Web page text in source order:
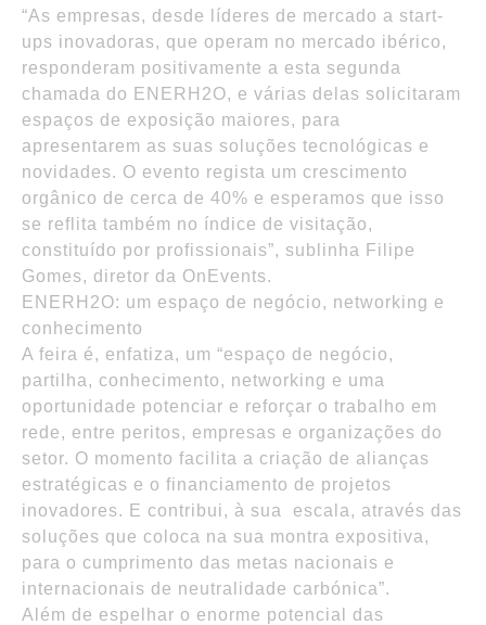
“As empresas, desde líderes de mercado a start-
ups inovadoras, que operam no mercado ibérico,
responderam positivamente a esta segunda
chamada do ENERH2O, e várias delas solicitaram
espaços de exposição maiores, para
apresentarem as suas soluções tecnológicas e
novidades. O evento regista um crescimento
orgânico de cerca de 40% e esperamos que isso
se reflita também no índice de visitação,
constituído por profissionais”, sublinha Filipe
Gomes, diretor da OnEvents.
ENERH2O: um espaço de negócio, networking e
conhecimento
A feira é, enfatiza, um “espaço de negócio,
partilha, conhecimento, networking e uma
oportunidade potenciar e reforçar o trabalho em
rede, entre peritos, empresas e organizações do
setor. O momento facilita a criação de alianças
estratégicas e o financiamento de projetos
inovadores. E contribui, à sua escala, através das
soluções que coloca na sua montra expositiva,
para o cumprimento das metas nacionais e
internacionais de neutralidade carbónica”.
Além de espelhar o enorme potencial das